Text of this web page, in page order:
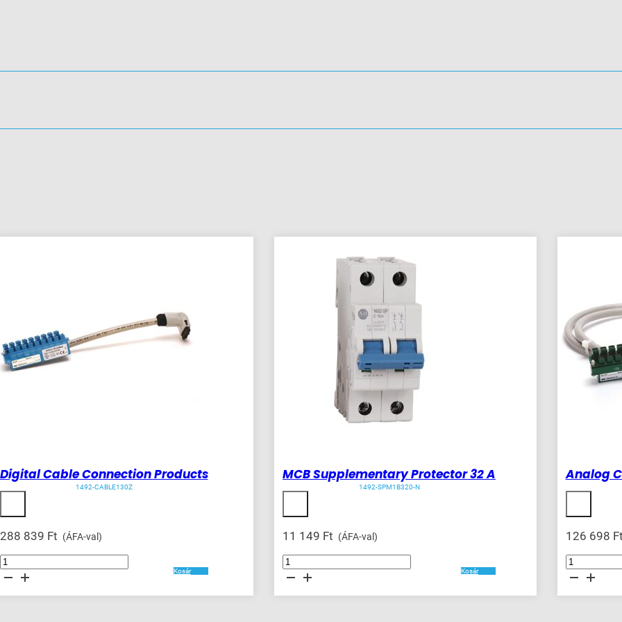
Digital Cable Connection Products
1492-CABLE130Z
288 839 Ft (ÁFA-val)
Digital
Cable
Connection
Products
Kosár
MCB Supplementary Protector 32 A
1492-SPM1B320-N
11 149 Ft (ÁFA-val)
MCB
Supplementary
Protector
32
mennyiség
Kosár
Analog
126 698
Analog
Cable
Connection
Products